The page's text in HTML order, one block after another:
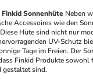
Sonnenhüte Neben
Accessoires wie den
Hüte sind nicht nur
UV-Schutz
Tage im Freien. Der
Finkid Produkte sowohl
gestaltet sind.